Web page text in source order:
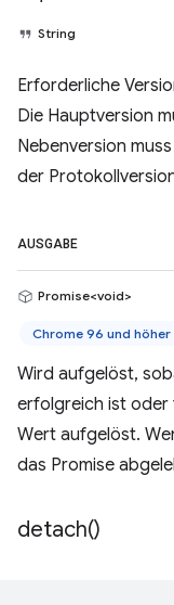
String
Erforderliche
Die Hauptversion
Nebenversion
der
AUSGABE
Promise<void>
Chrome 96 und höher
Wird aufgelöst,
erfolgreich ist oder
Wert aufgelöst.
das Promise
detach()